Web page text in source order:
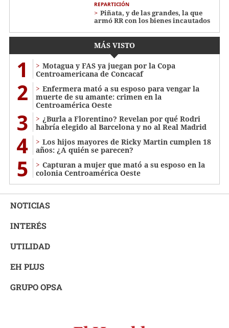
REPARTICIÓN
Piñata, y de las grandes, la que
armó RR con los bienes incautados
MÁS VISTO
1
Motagua y FAS ya juegan por la Copa
Centroamericana de Concacaf
2
Enfermera mató a su esposo para vengar la
muerte de su amante: crimen en la
Centroamérica Oeste
3
¿Burla a Florentino? Revelan por qué Rodri
habría elegido al Barcelona y no al Real Madrid
4
Los hijos mayores de Ricky Martin cumplen 18
años: ¿A quién se parecen?
5
Capturan a mujer que mató a su esposo en la
colonia Centroamérica Oeste
NOTICIAS
INTERÉS
UTILIDAD
EH PLUS
GRUPO OPSA